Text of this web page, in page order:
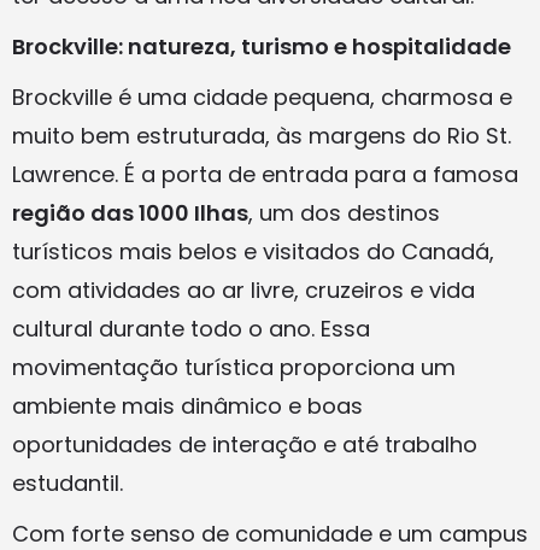
Brockville: natureza, turismo e hospitalidade
Brockville é uma cidade pequena, charmosa e
muito bem estruturada, às margens do Rio St.
Lawrence. É a porta de entrada para a famosa
região das 1000 Ilhas, um dos destinos
turísticos mais belos e visitados do Canadá,
com atividades ao ar livre, cruzeiros e vida
cultural durante todo o ano. Essa
movimentação turística proporciona um
ambiente mais dinâmico e boas
oportunidades de interação e até trabalho
estudantil.
Com forte senso de comunidade e um campus